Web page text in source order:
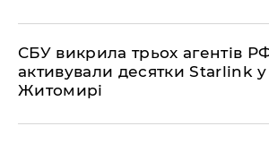
СБУ викрила трьох агентів
активували десятки Starlink у
Житомирі